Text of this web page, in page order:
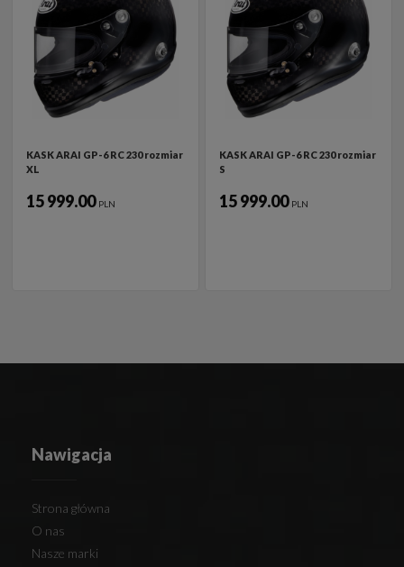
KASK ARAI GP-6 RC 230 rozmiar
XL
15 999.00 PLN
KASK ARAI GP-6 RC 230 rozmiar
S
15 999.00 PLN
Nawigacja
Strona główna
O nas
Nasze marki